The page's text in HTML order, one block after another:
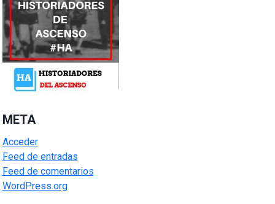
META
Acceder
Feed de entradas
Feed de comentarios
WordPress.org